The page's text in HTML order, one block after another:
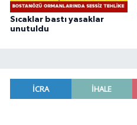
Sıcaklar bastı yasaklar
unutuldu